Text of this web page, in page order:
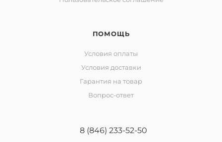
ПОМОЩЬ
Условия оплаты
Условия доставки
Гарантия на товар
Вопрос-ответ
8 (846) 233-52-50